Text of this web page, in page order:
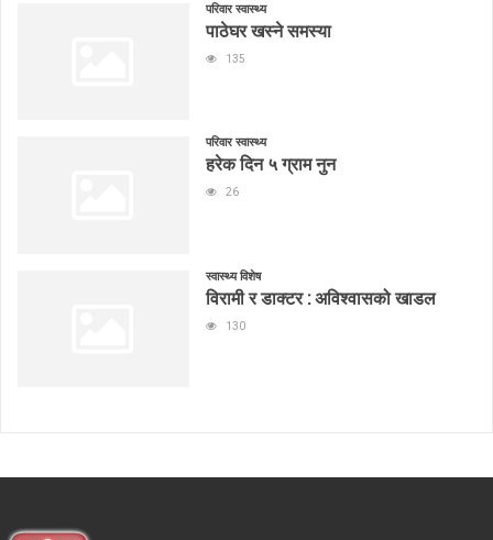
परिवार स्वास्थ्य
पाठेघर खस्ने समस्या
135
परिवार स्वास्थ्य
हरेक दिन ५ ग्राम नुन
26
स्वास्थ्य विशेष
विरामी र डाक्टर : अविश्वासको खाडल
130